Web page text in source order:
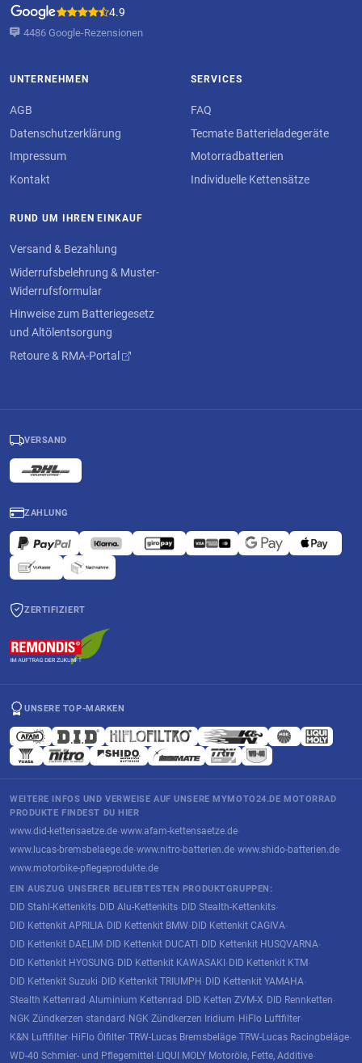
4.9
4486 Google-Rezensionen
UNTERNEHMEN
AGB
Datenschutzerklärung
Impressum
Kontakt
SERVICES
FAQ
Tecmate Batterieladegeräte
Motorradbatterien
Individuelle Kettensätze
RUND UM IHREN EINKAUF
Versand & Bezahlung
Widerrufsbelehrung & Muster-
Widerrufsformular
Hinweise zum Batteriegesetz
und Altölentsorgung
Retoure & RMA-Portal
VERSAND
ZAHLUNG
ZERTIFIZIERT
UNSERE TOP-MARKEN
WEITERE INFOS UND VERWEISE AUF UNSERE MYMOTO24.DE MOTORRAD
PRODUKTE FINDEST DU HIER
www.did-kettensaetze.de·www.afam-kettensaetze.de·
www.lucas-bremsbelaege.de·www.nitro-batterien.de·www.shido-batterien.de·
www.motorbike-pflegeprodukte.de
EIN AUSZUG UNSERER BELIEBTESTEN PRODUKTGRUPPEN:
DID Stahl-Kettenkits· DID Alu-Kettenkits· DID Stealth-Kettenkits·
DID Kettenkit APRILIA· DID Kettenkit BMW· DID Kettenkit CAGIVA·
DID Kettenkit DAELIM· DID Kettenkit DUCATI· DID Kettenkit HUSQVARNA·
DID Kettenkit HYOSUNG· DID Kettenkit KAWASAKI· DID Kettenkit KTM·
DID Kettenkit Suzuki· DID Kettenkit TRIUMPH· DID Kettenkit YAMAHA·
Stealth Kettenrad·Aluminium Kettenrad· DID Ketten ZVM-X· DID Rennketten·
NGK Zündkerzen standard· NGK Zündkerzen Iridium· HiFlo Luftfilter·
K&N Luftfilter· HiFlo Ölfilter·TRW-Lucas Bremsbeläge·TRW-Lucas Racingbeläge·
WD-40 Schmier- und Pflegemittel· LIQUI MOLY Motoröle, Fette, Additive·